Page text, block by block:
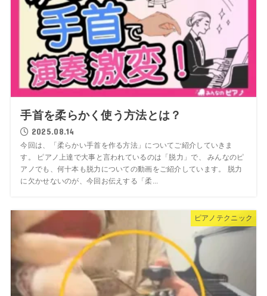
手首を柔らかく使う方法とは？
2025.08.14
今回は、「柔らかい手首を作る方法」についてご紹介していきま
す。 ピアノ上達で大事と言われているのは「脱力」で、 みんなのピ
アノでも、何十本も脱力についての動画をご紹介しています。 脱力
に欠かせないのが、今回お伝えする「柔...
ピアノテクニック